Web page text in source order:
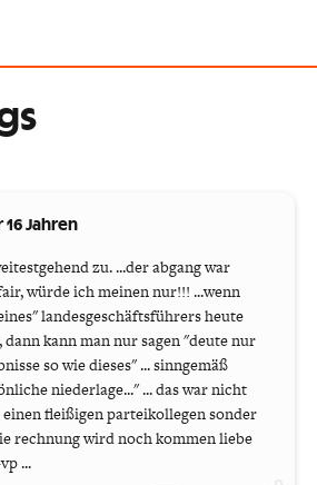
16 Jahren
zu. ...der abgang war
würde ich meinen nur!!! ...wenn
landesgeschäftsführers heute
kann man nur sagen "deute nur
so wie dieses" ... sinngemäß
niederlage..." ... das war nicht
fleißigen parteikollegen sonder
rechnung wird noch kommen liebe
...